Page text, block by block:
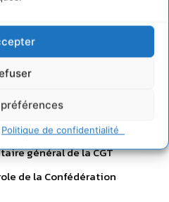
Politique de confidentialité
là et le désordre néolibéral.
Amis de la Terre France
d’Attac France
général de la CGT
de la Confédération